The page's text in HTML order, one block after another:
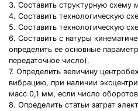
3. Составить структурную схему
4. Составить технологическую
5. Составить технологическую
6. Составить с натуры
определить ее основные
передаточное число).
7. Определить величину
вибрацию, при наличии
масс 0,1 мм, если число
8. Определить статьи затрат